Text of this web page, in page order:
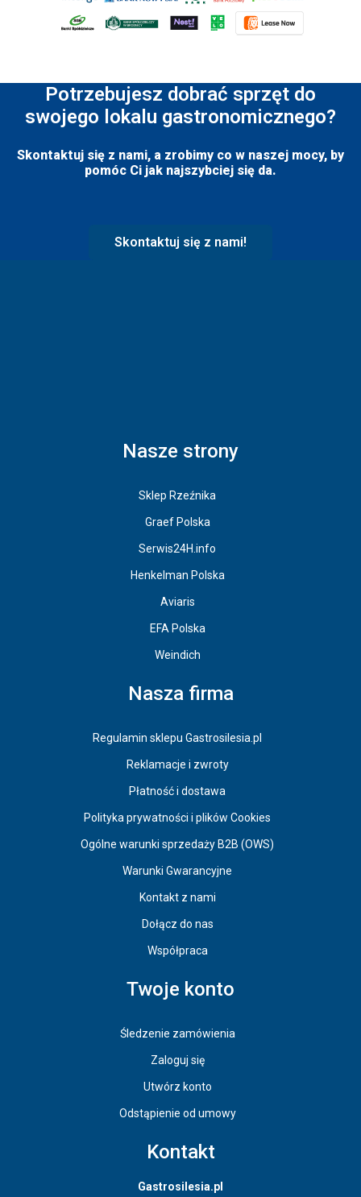
Potrzebujesz dobrać sprzęt do
swojego lokalu gastronomicznego?
Skontaktuj się z nami, a zrobimy co w naszej mocy, by
pomóc Ci jak najszybciej się da.
Skontaktuj się z nami!
Nasze strony
Sklep Rzeźnika
Graef Polska
Serwis24H.info
Henkelman Polska
Aviaris
EFA Polska
Weindich
Nasza firma
Regulamin sklepu Gastrosilesia.pl
Reklamacje i zwroty
Płatność i dostawa
Polityka prywatności i plików Cookies
Ogólne warunki sprzedaży B2B (OWS)
Warunki Gwarancyjne
Kontakt z nami
Dołącz do nas
Współpraca
Twoje konto
Śledzenie zamówienia
Zaloguj się
Utwórz konto
Odstąpienie od umowy
Kontakt
Gastrosilesia.pl